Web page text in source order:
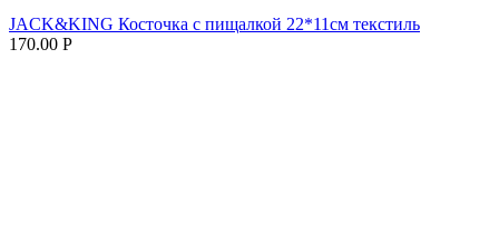
JACK&KING Косточка с пищалкой 22*11см текстиль
170.00 Р